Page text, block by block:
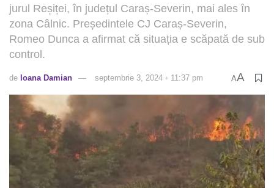
jurul Reșiței, în județul Caraș-Severin, mai ales în
zona Câlnic. Președintele CJ Caraș-Severin,
Romeo Dunca a afirmat că situația e scăpată de sub
control.
de Ioana Damian septembrie 3, 2024 ◦ 11:37 pm AA